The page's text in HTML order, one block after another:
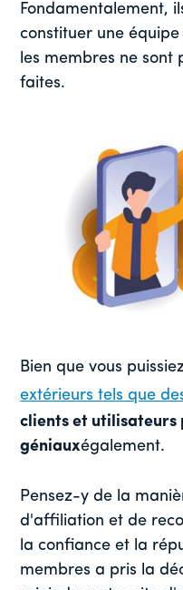
Fondamentalement,
constituer une
les membres ne sont
faites.
Bien que vous
extérieurs tels que
clients et
géniauxégalement.
Pensez-y de la
d'affiliation et de
la confiance et la
membres a pris la